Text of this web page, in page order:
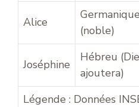
Alice
Germanique
(noble)
Joséphine
Hébreu
ajoutera)
Légende : Données